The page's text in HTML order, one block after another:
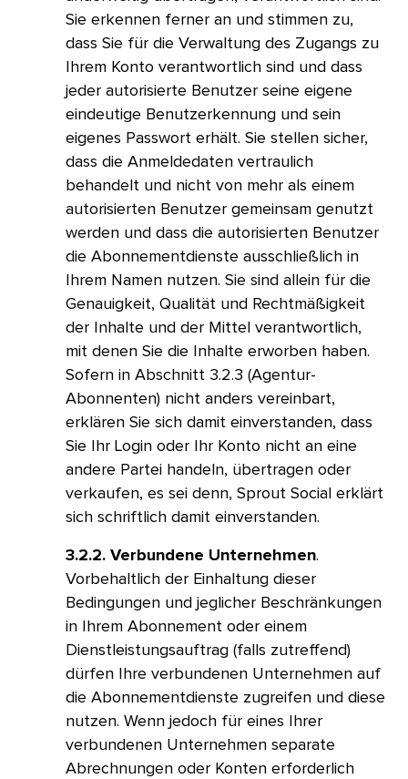
Sie erkennen ferner an und stimmen zu,
dass Sie für die Verwaltung des Zugangs zu
Ihrem Konto verantwortlich sind und dass
jeder autorisierte Benutzer seine eigene
eindeutige Benutzerkennung und sein
eigenes Passwort erhält. Sie stellen sicher,
dass die Anmeldedaten vertraulich
behandelt und nicht von mehr als einem
autorisierten Benutzer gemeinsam genutzt
werden und dass die autorisierten Benutzer
die Abonnementdienste ausschließlich in
Ihrem Namen nutzen. Sie sind allein für die
Genauigkeit, Qualität und Rechtmäßigkeit
der Inhalte und der Mittel verantwortlich,
mit denen Sie die Inhalte erworben haben.
Sofern in Abschnitt 3.2.3 (Agentur-
Abonnenten) nicht anders vereinbart,
erklären Sie sich damit einverstanden, dass
Sie Ihr Login oder Ihr Konto nicht an eine
andere Partei handeln, übertragen oder
verkaufen, es sei denn, Sprout Social erklärt
sich schriftlich damit einverstanden.​​
3.2.2. Verbundene Unternehmen.
Vorbehaltlich der Einhaltung dieser
Bedingungen und jeglicher Beschränkungen
in Ihrem Abonnement oder einem
Dienstleistungsauftrag (falls zutreffend)
dürfen Ihre verbundenen Unternehmen auf
die Abonnementdienste zugreifen und diese
nutzen. Wenn jedoch für eines Ihrer
verbundenen Unternehmen separate
Abrechnungen oder Konten erforderlich